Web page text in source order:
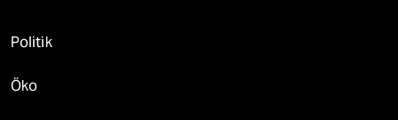
Politik
Öko